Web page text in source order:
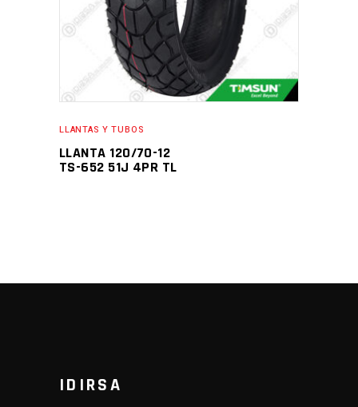
LLANTAS Y TUBOS
LLANTA 120/70-12
TS-652 51J 4PR TL
IDIRSA